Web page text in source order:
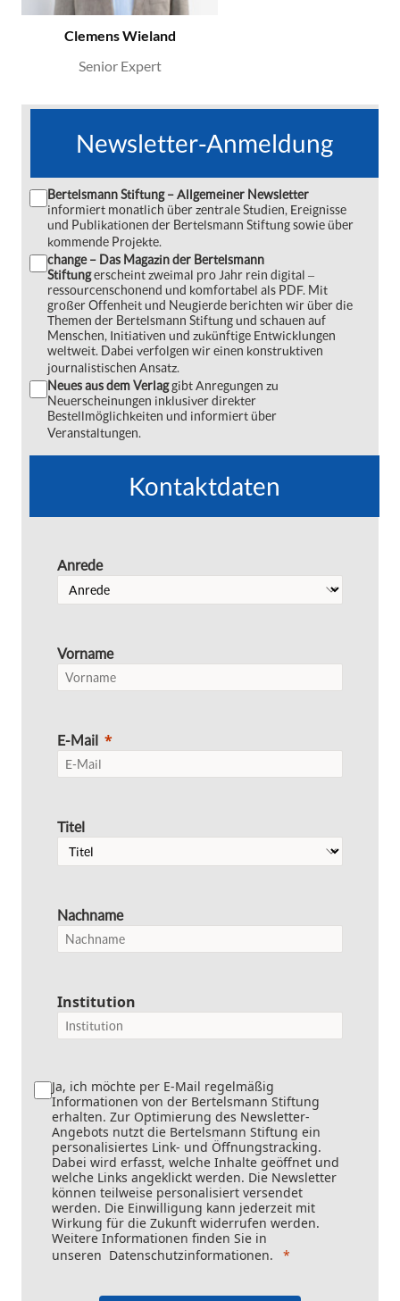
Clemens Wieland
Senior Expert
Newsletter-Anmeldung
Bertelsmann Stiftung – Allgemeiner Newsletter
informiert monatlich über zentrale Studien, Ereignisse
und Publikationen der Bertelsmann Stiftung sowie über
kommende Projekte.
change – Das Magazin der Bertelsmann
Stiftungerscheint zweimal pro Jahr rein digital ‒
ressourcenschonend und komfortabel als PDF. Mit
großer Offenheit und Neugierde berichten wir über die
Themen der Bertelsmann Stiftung und schauen auf
Menschen, Initiativen und zukünftige Entwicklungen
weltweit. Dabei verfolgen wir einen konstruktiven
journalistischen Ansatz.
Neues aus dem Verlaggibt Anregungen zu
Neuerscheinungen inklusiver direkter
Bestellmöglichkeiten und informiert über
Veranstaltungen.
Kontaktdaten
Anrede
Vorname
E-Mail
Titel
Nachname
Institution
Ja, ich möchte per E-Mail regelmäßig
Informationen von der Bertelsmann Stiftung
erhalten. Zur Optimierung des Newsletter-
Angebots nutzt die Bertelsmann Stiftung ein
personalisiertes Link- und Öffnungstracking.
Dabei wird erfasst, welche Inhalte geöffnet und
welche Links angeklickt werden. Die Newsletter
können teilweise personalisiert versendet
werden. Die Einwilligung kann jederzeit mit
Wirkung für die Zukunft widerrufen werden.
Weitere Informationen finden Sie in
unseren Datenschutzinformationen.